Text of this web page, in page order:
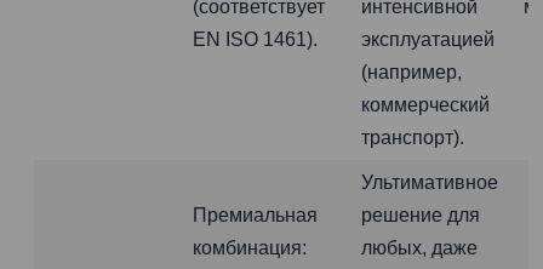
(соответствует
EN ISO 1461).
интенсивной
эксплуатацией
(например,
коммерческий
транспорт).
Премиальная
комбинация:
Ультимативное
решение для
любых, даже